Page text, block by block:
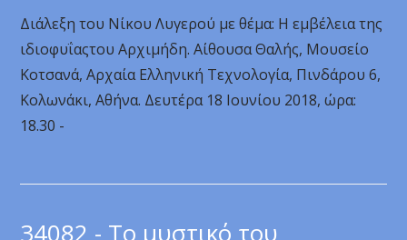
Διάλεξη του Νίκου Λυγερού με θέμα: Η εμβέλεια της
ιδιοφυΐαςτου Αρχιμήδη. Αίθουσα Θαλής, Μουσείο
Κοτσανά, Αρχαία Ελληνική Τεχνολογία, Πινδάρου 6,
Κολωνάκι, Αθήνα. Δευτέρα 18 Ιουνίου 2018, ώρα:
18.30 -
34082 - Το μυστικό του